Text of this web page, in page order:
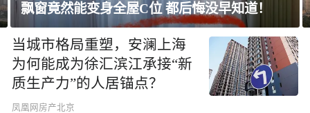
飘窗竟然能变身全屋C位 都后悔没早知道！
当城市格局重塑，安澜上海
为何能成为徐汇滨江承接“新
质生产力”的人居锚点？
凤凰网房产北京